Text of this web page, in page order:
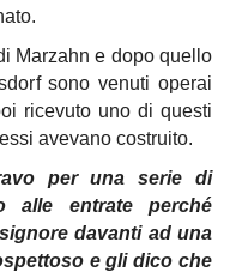
Marzahn e dopo quello
sono venuti operai
ricevuto uno di questi
avevano costruito.
per una serie di
alle entrate perché
davanti ad una
e gli dico che